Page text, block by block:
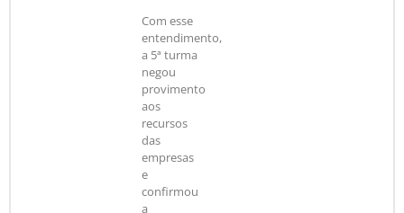
Com esse
entendimento,
a 5ª turma
negou
provimento
aos
recursos
das
empresas
e
confirmou
a